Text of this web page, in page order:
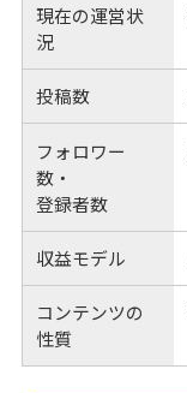
現在の運営状
況
投稿数
フォロワー
数・
登録者数
収益モデル
コンテンツの
性質